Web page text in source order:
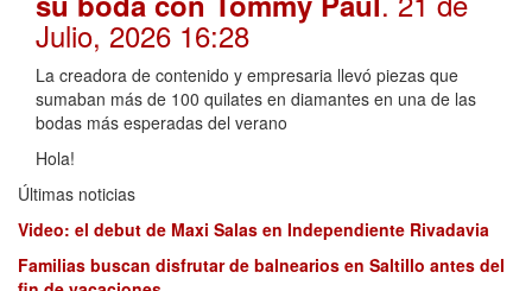
Julio, 2026 16:28
La creadora de contenido y empresaria llevó piezas que
sumaban más de 100 quilates en diamantes en una de las
bodas más esperadas del verano
Hola!
Últimas noticias
Video: el debut de Maxi Salas en Independiente Rivadavia
Familias buscan disfrutar de balnearios en Saltillo antes del